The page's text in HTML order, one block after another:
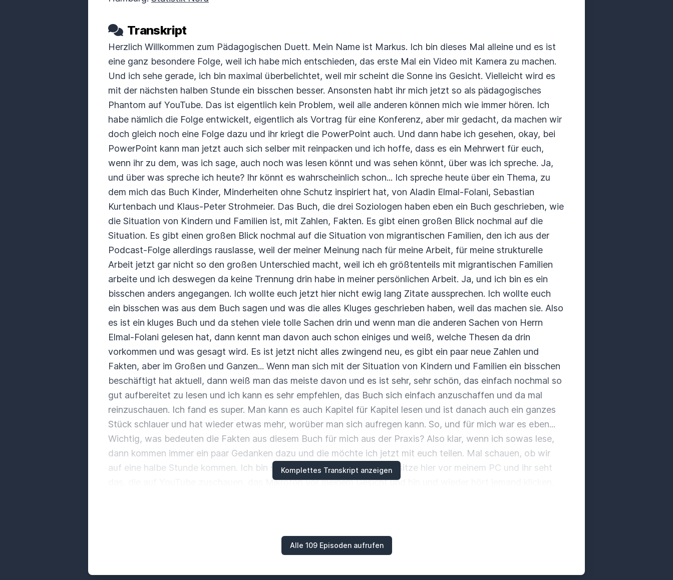
Transkript
Komplettes Transkript anzeigen
Herzlich Willkommen zum Pädagogischen Duett. Mein Name ist Markus. Ich bin dieses Mal alleine und es ist
eine ganz besondere Folge, weil ich habe mich entschieden, das erste Mal ein Video mit Kamera zu machen.
Und ich sehe gerade, ich bin maximal überbelichtet, weil mir scheint die Sonne ins Gesicht. Vielleicht wird es
mit der nächsten halben Stunde ein bisschen besser. Ansonsten habt ihr mich jetzt so als pädagogisches
Phantom auf YouTube. Das ist eigentlich kein Problem, weil alle anderen können mich wie immer hören. Ich
habe nämlich die Folge entwickelt, eigentlich als Vortrag für eine Konferenz, aber mir gedacht, da machen wir
doch gleich noch eine Folge dazu und ihr kriegt die PowerPoint auch. Und dann habe ich gesehen, okay, bei
PowerPoint kann man jetzt auch sich selber mit reinpacken und ich hoffe, dass es ein Mehrwert für euch,
wenn ihr zu dem, was ich sage, auch noch was lesen könnt und was sehen könnt, über was ich spreche. Ja,
und über was spreche ich heute? Ihr könnt es wahrscheinlich schon... Ich spreche heute über ein Thema, zu
dem mich das Buch Kinder, Minderheiten ohne Schutz inspiriert hat, von Aladin Elmal-Folani, Sebastian
Kurtenbach und Klaus-Peter Strohmeier. Das Buch, die drei Soziologen haben eben ein Buch geschrieben, wie
die Situation von Kindern und Familien ist, mit Zahlen, Fakten. Es gibt einen großen Blick nochmal auf die
Situation. Es gibt einen großen Blick nochmal auf die Situation von migrantischen Familien, den ich aus der
Podcast-Folge allerdings rauslasse, weil der meiner Meinung nach für meine Arbeit, für meine strukturelle
Arbeit jetzt gar nicht so den großen Unterschied macht, weil ich eh größtenteils mit migrantischen Familien
arbeite und ich deswegen da keine Trennung drin habe in meiner persönlichen Arbeit. Ja, und ich bin es ein
bisschen anders angegangen. Ich wollte euch jetzt hier nicht ewig lang Zitate aussprechen. Ich wollte euch
ein bisschen was aus dem Buch sagen und was die alles Kluges geschrieben haben, weil das machen sie. Also
es ist ein kluges Buch und da stehen viele tolle Sachen drin und wenn man die anderen Sachen von Herrn
Elmal-Folani gelesen hat, dann kennt man davon auch schon einiges und weiß, welche Thesen da drin
vorkommen und was gesagt wird. Es ist jetzt nicht alles zwingend neu, es gibt ein paar neue Zahlen und
Fakten, aber im Großen und Ganzen... Wenn man sich mit der Situation von Kindern und Familien ein bisschen
beschäftigt hat aktuell, dann weiß man das meiste davon und es ist sehr, sehr schön, das einfach nochmal so
gut aufbereitet zu lesen und ich kann es sehr empfehlen, das Buch sich einfach anzuschaffen und da mal
reinzuschauen. Ich fand es super. Man kann es auch Kapitel für Kapitel lesen und ist danach auch ein ganzes
Stück schlauer und hat wieder etwas mehr, worüber man sich aufregen kann. So, und für mich war es eben...
Wichtig, was bedeuten die Fakten aus diesem Buch für mich aus der Praxis? Also klar, wenn ich sowas lese,
dann kommen immer ein paar Gedanken dazu und die möchte ich jetzt mit euch teilen. Mal schauen, ob wir
auf eine halbe Stunde kommen. Ich bin selber ganz gespannt, weil ich sitze hier vor meinem PC und ihr seht
das, die auf YouTube zuschauen, das Mikrofon vor meinem Gesicht und hin und wieder hört jemand klicken,
So, und sind damit eine Minderheit.
So, was bedeutet es jetzt für mich als
Ja, also ich beginne jetzt durch ein paar Fakten durch und es kommt ganz viel Meinung.
Alle 109 Episoden aufrufen